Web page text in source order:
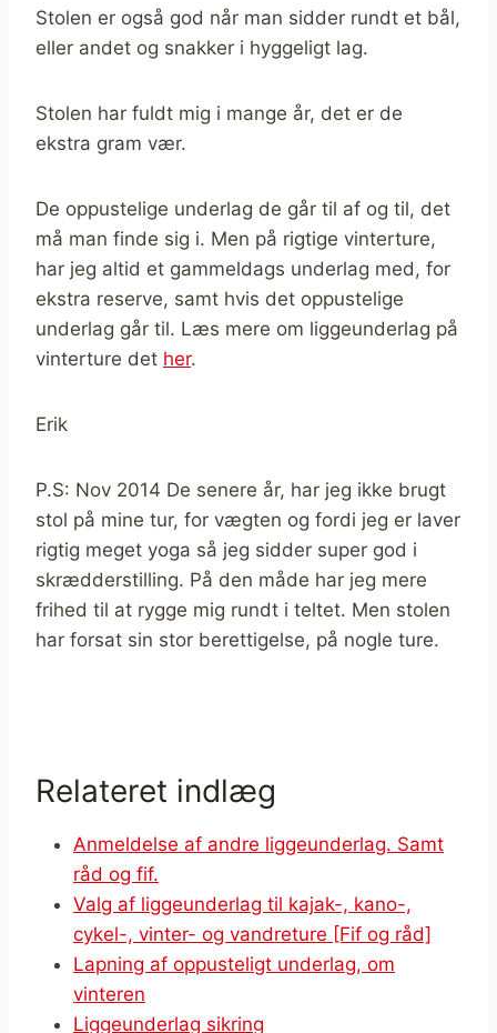
Stolen er også god når man sidder rundt et bål,
eller andet og snakker i hyggeligt lag.
Stolen har fuldt mig i mange år, det er de
ekstra gram vær.
De oppustelige underlag de går til af og til, det
må man finde sig i. Men på rigtige vinterture,
har jeg altid et gammeldags underlag med, for
ekstra reserve, samt hvis det oppustelige
underlag går til. Læs mere om liggeunderlag på
vinterture det her.
Erik
P.S: Nov 2014 De senere år, har jeg ikke brugt
stol på mine tur, for vægten og fordi jeg er laver
rigtig meget yoga så jeg sidder super god i
skrædderstilling. På den måde har jeg mere
frihed til at rygge mig rundt i teltet. Men stolen
har forsat sin stor berettigelse, på nogle ture.
Relateret indlæg
Anmeldelse af andre liggeunderlag. Samt
råd og fif.
Valg af liggeunderlag til kajak-, kano-,
cykel-, vinter- og vandreture [Fif og råd]
Lapning af oppusteligt underlag, om
vinteren
Liggeunderlag sikring